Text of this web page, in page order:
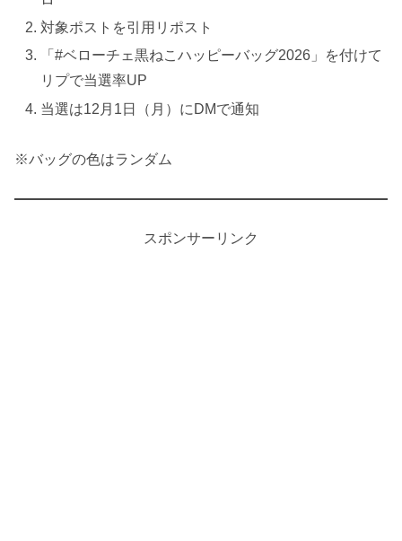
対象ポストを引用リポスト
「#ベローチェ黒ねこハッピーバッグ2026」を付けて
リプで当選率UP
当選は12月1日（月）にDMで通知
※バッグの色はランダム
スポンサーリンク